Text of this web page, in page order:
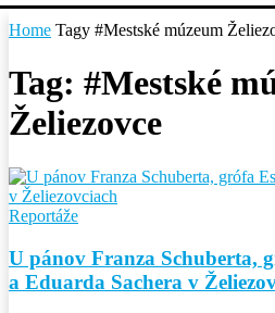
Home Tagy #Mestské múzeum
Tag: #Mestské
Želiezovce
Reportáže
U pánov Franza Schuberta,
a Eduarda Sachera v